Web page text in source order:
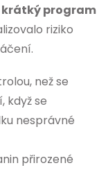
krátký program
riziko
než se
když se
nesprávné
přirozené